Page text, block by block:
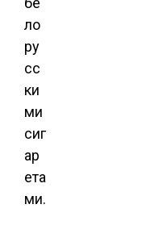
ло
ру
сс
ки
ми
сиг
ар
ета
ми.